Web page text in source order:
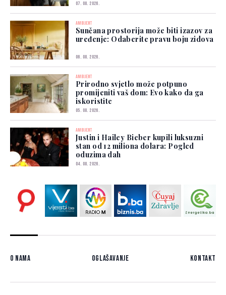
07. 08. 2026.
AMBIJENT
Sunčana prostorija može biti izazov za
uređenje: Odaberite pravu boju zidova
06. 08. 2026.
AMBIJENT
Prirodno svjetlo može potpuno
promijeniti vaš dom: Evo kako da ga
iskoristite
05. 08. 2026.
AMBIJENT
Justin i Hailey Bieber kupili luksuzni
stan od 12 miliona dolara: Pogled
oduzima dah
04. 08. 2026.
O nama Oglašavanje Kontakt